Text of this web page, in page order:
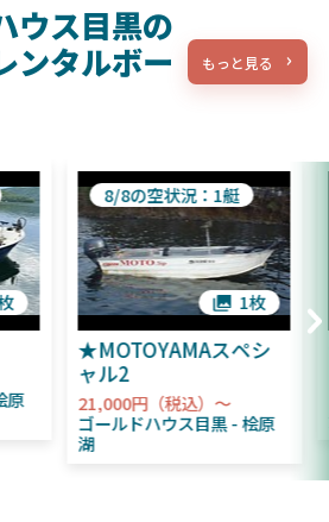
ウス目黒の
ンタルボー
もっと見る
原
★MOTOYAMAスペシ
ャル2
21,000円（税込）～
ゴールドハウス目黒 桧原
湖
8/8の空状況：1艇
1枚